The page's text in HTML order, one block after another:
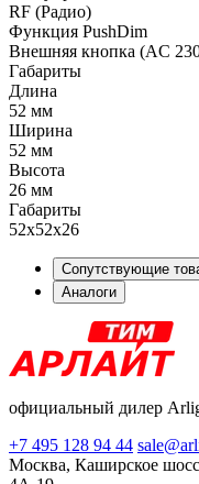
RF (Радио)
Функция PushDim
Внешняя кнопка (AC
Габариты
Длина
52 мм
Ширина
52 мм
Высота
26 мм
Габариты
52х52х26
Сопутствующие
Аналоги
официальный дилер
+7 495 128 94 44
Москва, Каширское